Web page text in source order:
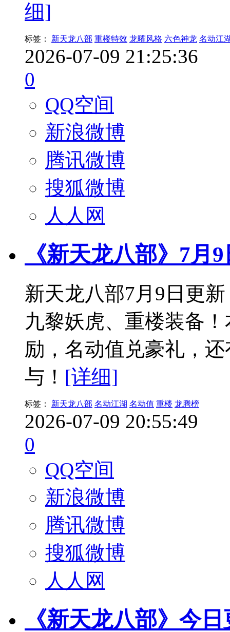
细]
标签： 新天龙八部 重楼特效 龙曜风格 六色神龙 名动江
2026-07-09 21:25:36
0
QQ空间
新浪微博
腾讯微博
搜狐微博
人人网
《新天龙八部》7月
新天龙八部7月9日更
九黎妖虎、重楼装备
励，名动值兑豪礼，
与！ [详细]
标签： 新天龙八部 名动江湖 名动值 重楼 龙腾榜
2026-07-09 20:55:49
0
QQ空间
新浪微博
腾讯微博
搜狐微博
人人网
《新天龙八部》今